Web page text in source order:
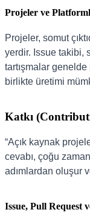
Projeler ve
Projeler, somut
yerdir. Issue takibi,
tartışmalar
birlikte üretimi
Katkı
“Açık kaynak
cevabı, çoğu
adımlardan oluşur
Issue, Pull Request